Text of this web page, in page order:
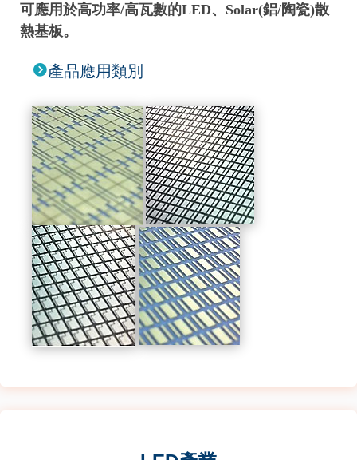
可應用於高功率/高瓦數的LED、Solar(鋁/陶瓷)散
熱基板。
產品應用類別